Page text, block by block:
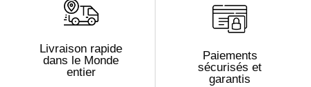
Livraison rapide
dans le Monde
entier
Paiements
sécurisés et
garantis